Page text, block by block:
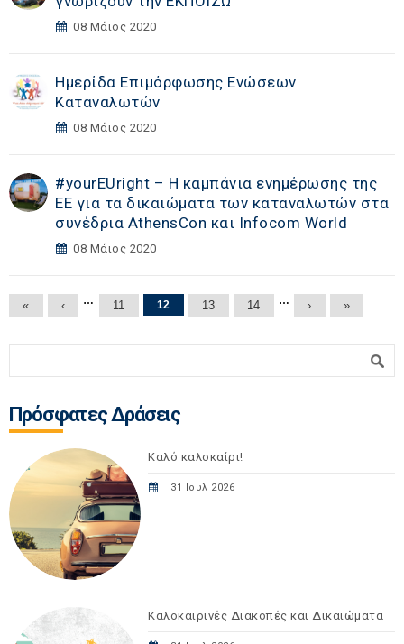
08 Μάιος 2020
Ημερίδα Επιμόρφωσης Ενώσεων
Καταναλωτών
08 Μάιος 2020
#yourEUright – Η καμπάνια ενημέρωσης της
ΕΕ για τα δικαιώματα των καταναλωτών στα
συνέδρια AthensCon και Infocom World
08 Μάιος 2020
Σελίδες
« ‹ … 11 12 13 14 … › »
Πρόσφατες Δράσεις
Καλό καλοκαίρι!
31 Ιουλ 2026
Καλοκαιρινές Διακοπές και Δικαιώματα